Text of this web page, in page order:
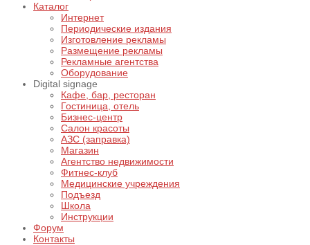
Каталог
Интернет
Периодические издания
Изготовление рекламы
Размещение рекламы
Рекламные агентства
Оборудование
Digital signage
Кафе, бар, ресторан
Гостиница, отель
Бизнес-центр
Салон красоты
АЗС (заправка)
Магазин
Агентство недвижимости
Фитнес-клуб
Медицинские учреждения
Подъезд
Школа
Инструкции
Форум
Контакты